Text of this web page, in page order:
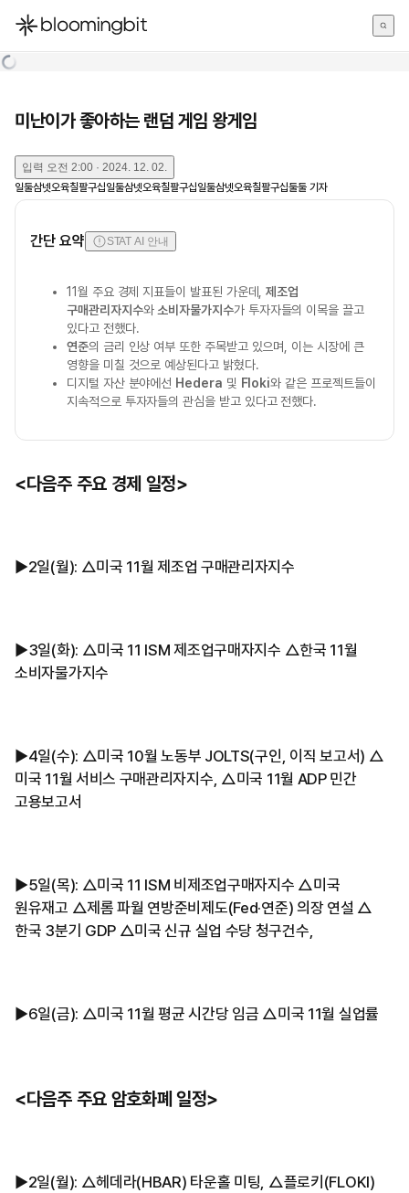
한국어
미난이가 좋아하는 랜덤 게임 왕게임
입력 오전 2:00 · 2024. 12. 02.
일둘삼넷오육칠팔구십일둘삼넷오육칠팔구십일둘삼넷오육칠팔구십둘둘 기자
간단 요약 STAT AI 안내
11월 주요 경제 지표들이 발표된 가운데,제조업
구매관리자지수와 소비자물가지수가 투자자들의 이목을 끌고
있다고 전했다.
연준의 금리 인상 여부 또한 주목받고 있으며, 이는 시장에 큰
영향을 미칠 것으로 예상된다고 밝혔다.
디지털 자산 분야에선 Hedera 및 Floki와 같은 프로젝트들이
지속적으로 투자자들의 관심을 받고 있다고 전했다.
<다음주 주요 경제 일정>
▶2일(월): △미국 11월 제조업 구매관리자지수
▶3일(화): △미국 11 ISM 제조업구매자지수 △한국 11월
소비자물가지수
▶4일(수): △미국 10월 노동부 JOLTS(구인, 이직 보고서) △
미국 11월 서비스 구매관리자지수, △미국 11월 ADP 민간
고용보고서
▶5일(목): △미국 11 ISM 비제조업구매자지수 △미국
원유재고 △제롬 파월 연방준비제도(Fed·연준) 의장 연설 △
한국 3분기 GDP △미국 신규 실업 수당 청구건수,
▶6일(금): △미국 11월 평균 시간당 임금 △미국 11월 실업률
<다음주 주요 암호화폐 일정>
▶2일(월): △헤데라(HBAR) 타운홀 미팅, △플로키(FLOKI)